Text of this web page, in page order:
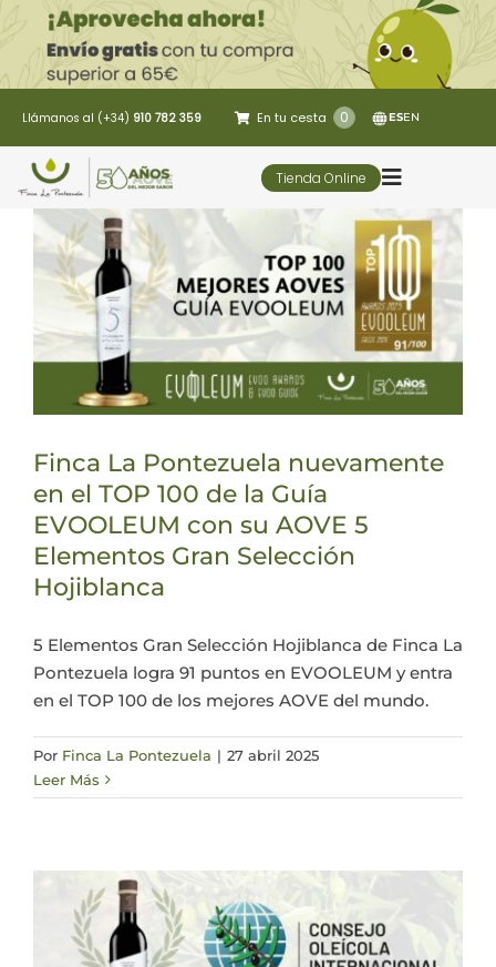
Saltar
al
contenido
Llámanos al (+34) 910 782 359 En tu cesta 0 ESEN
Tienda Online
Toggle
5 Elementos
Oleoturismo
Restaurante
Contacto
Finca La Pontezuela nuevamente
en el TOP 100 de la Guía
EVOOLEUM con su AOVE 5
Elementos Gran Selección
Hojiblanca
5 Elementos Gran Selección Hojiblanca de Finca La
Pontezuela logra 91 puntos en EVOOLEUM y entra
en el TOP 100 de los mejores AOVE del mundo.
Por Finca La Pontezuela | 27 abril 2025
Leer Más